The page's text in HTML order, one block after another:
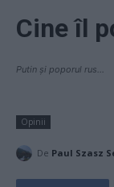
Cine îl
Putin și poporul rus...
Opinii
De Paul Szasz